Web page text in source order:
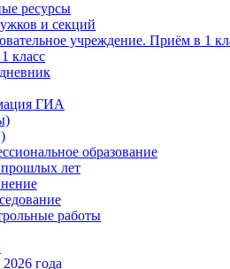
ресурсы
и секций
учреждение. Приём в 1
класс
ГИА
образование
лет
работы
года